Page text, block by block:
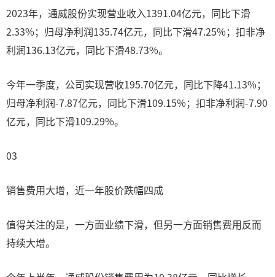
2023年，通威股份实现营业收入1391.04亿元，同比下滑
2.33%；归母净利润135.74亿元，同比下滑47.25%；扣非净
利润136.13亿元，同比下滑48.73%。
今年一季度，公司实现营收195.70亿元，同比下降41.13%；
归母净利润-7.87亿元，同比下滑109.15%；扣非净利润-7.90
亿元，同比下滑109.29%。
03
销售费用大增，近一年股价跌幅四成
值得关注的是，一方面业绩下滑，但另一方面销售费用反而
持续大增。